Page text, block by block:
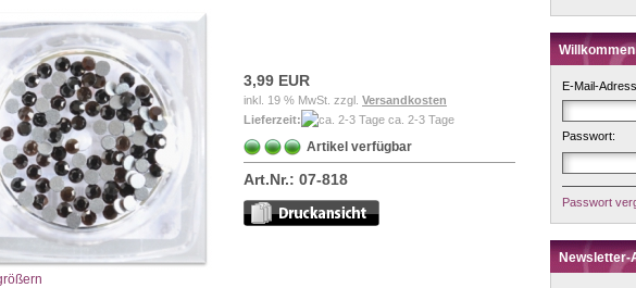
3,99 EUR
inkl. 19 % MwSt. zzgl. Versandkosten
Lieferzeit:
ca. 2-3 Tage
Artikel verfügbar
Art.Nr.: 07-818
E-Mail-
Passwort:
Passwort
Newsletter-